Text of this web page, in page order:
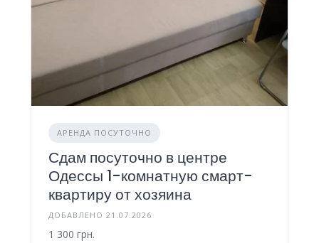
АРЕНДА ПОСУТОЧНО
Сдам посуточно в центре
Одессы 1-комнатную смарт-
квартиру от хозяина
ДОБАВЛЕНО 21.07.2026
1 300 грн.